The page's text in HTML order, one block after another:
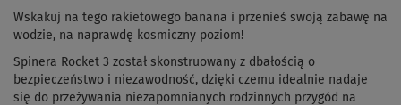
Wskakuj na tego rakietowego banana i przenieś swoją zabawę na
wodzie, na naprawdę kosmiczny poziom!
Spinera Rocket 3 został skonstruowany z dbałością o
bezpieczeństwo i niezawodność, dzięki czemu idealnie nadaje
się do przeżywania niezapomnianych rodzinnych przygód na